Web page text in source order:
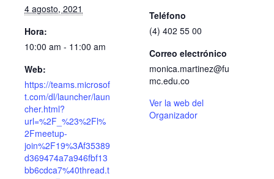
4 agosto, 2021
Hora:
10:00 am - 11:00 am
Web:
https://teams.microsof
t.com/dl/launcher/laun
cher.html?
url=%2F_%23%2Fl%
2Fmeetup-
join%2F19%3Af35389
d369474a7a946fbf13
bb6cdca7%40thread.t
Teléfono
(4) 402 55 00
Correo electrónico
monica.martinez@fu
mc.edu.co
Ver la web del
Organizador